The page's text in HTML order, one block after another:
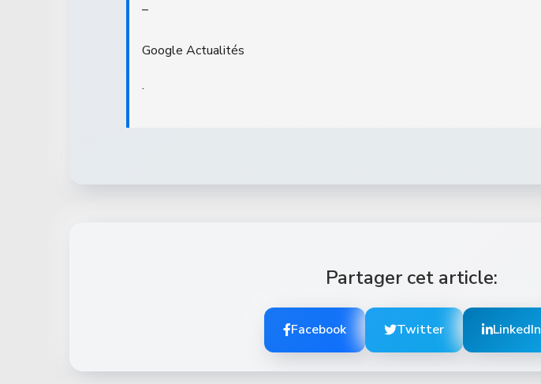
–
Google Actualités
.
Partager cet article:
Facebook Twitter LinkedIn